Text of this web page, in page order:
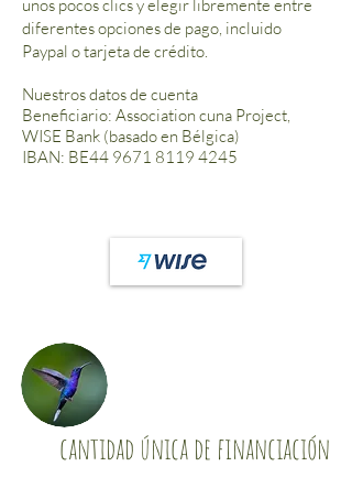
unos pocos clics y elegir libremente entre
diferentes opciones de pago, incluido
Paypal o tarjeta de crédito.
Nuestros datos de cuenta
Beneficiario: Association cuna Project,
WISE Bank (basado en Bélgica)
IBAN: BE44 9671 8119 4245
cantidad única de financiación